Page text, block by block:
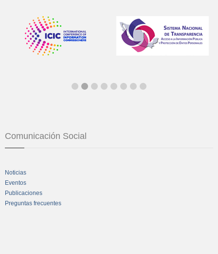
Comunicación Social
Noticias
Eventos
Publicaciones
Preguntas frecuentes